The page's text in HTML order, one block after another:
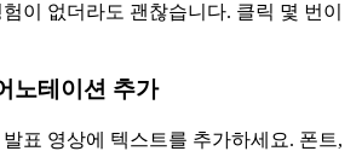
이 없더라도 괜찮습니다. 클릭 몇 번이
노테이션 추가
표 영상에 텍스트를 추가하세요. 폰트,